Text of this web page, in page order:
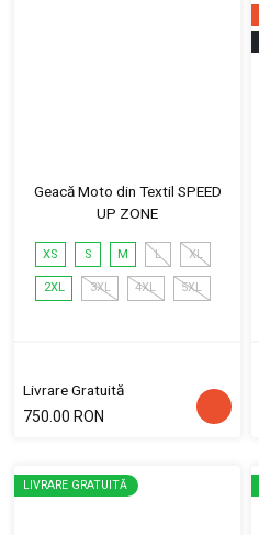
Geacă Moto din Textil SPEED
UP ZONE
XS S M L XL
2XL 3XL 4XL 5XL
Livrare Gratuită
750.00 RON
LIVRARE GRATUITĂ